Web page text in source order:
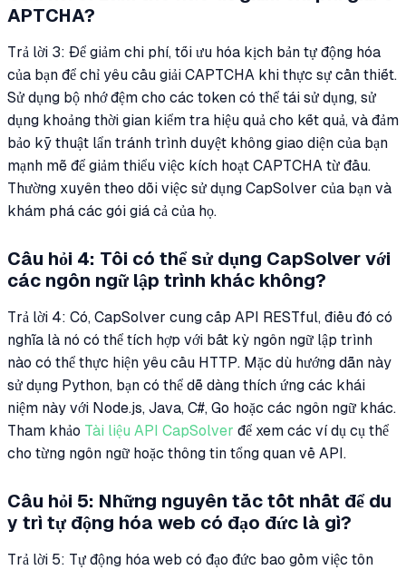
APTCHA?
Trả lời 3: Để giảm chi phí, tối ưu hóa kịch bản tự động hóa
của bạn để chỉ yêu cầu giải CAPTCHA khi thực sự cần thiết.
Sử dụng bộ nhớ đệm cho các token có thể tái sử dụng, sử
dụng khoảng thời gian kiểm tra hiệu quả cho kết quả, và đảm
bảo kỹ thuật lẩn tránh trình duyệt không giao diện của bạn
mạnh mẽ để giảm thiểu việc kích hoạt CAPTCHA từ đầu.
Thường xuyên theo dõi việc sử dụng CapSolver của bạn và
khám phá các gói giá cả của họ.
Câu hỏi 4: Tôi có thể sử dụng CapSolver với
các ngôn ngữ lập trình khác không?
Trả lời 4: Có, CapSolver cung cấp API RESTful, điều đó có
nghĩa là nó có thể tích hợp với bất kỳ ngôn ngữ lập trình
nào có thể thực hiện yêu cầu HTTP. Mặc dù hướng dẫn này
sử dụng Python, bạn có thể dễ dàng thích ứng các khái
niệm này với Node.js, Java, C#, Go hoặc các ngôn ngữ khác.
Tham khảo Tài liệu API CapSolver để xem các ví dụ cụ thể
cho từng ngôn ngữ hoặc thông tin tổng quan về API.
Câu hỏi 5: Những nguyên tắc tốt nhất để du
y trì tự động hóa web có đạo đức là gì?
Trả lời 5: Tự động hóa web có đạo đức bao gồm việc tôn